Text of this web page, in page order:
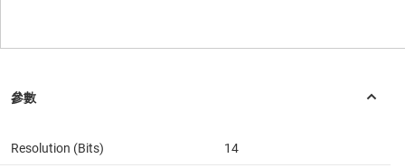
Resolution (Bits) 14